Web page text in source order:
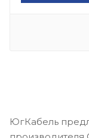
ЮгКабель